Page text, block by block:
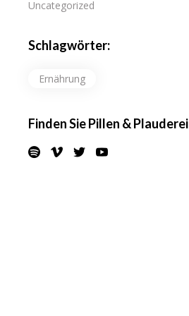
Uncategorized
Schlagwörter:
Ernährung
Finden Sie Pillen & Plauderei